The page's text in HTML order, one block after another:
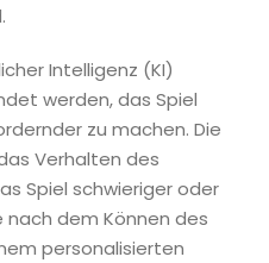
Intelligenz (KI)
werden, das Spiel
zu machen. Die
Verhalten des
Spiel schwieriger oder
dem Können des
personalisierten